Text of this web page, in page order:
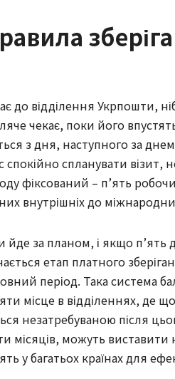
до відділення Укрпошти,
чекає, поки його
з дня, наступного за
спокійно спланувати
фіксований – п’ять
внутрішніх до
за планом, і якщо
етап платного
період. Така система
місце в відділеннях, де
незатребуваною після
місяців, можуть
у багатьох країнах для